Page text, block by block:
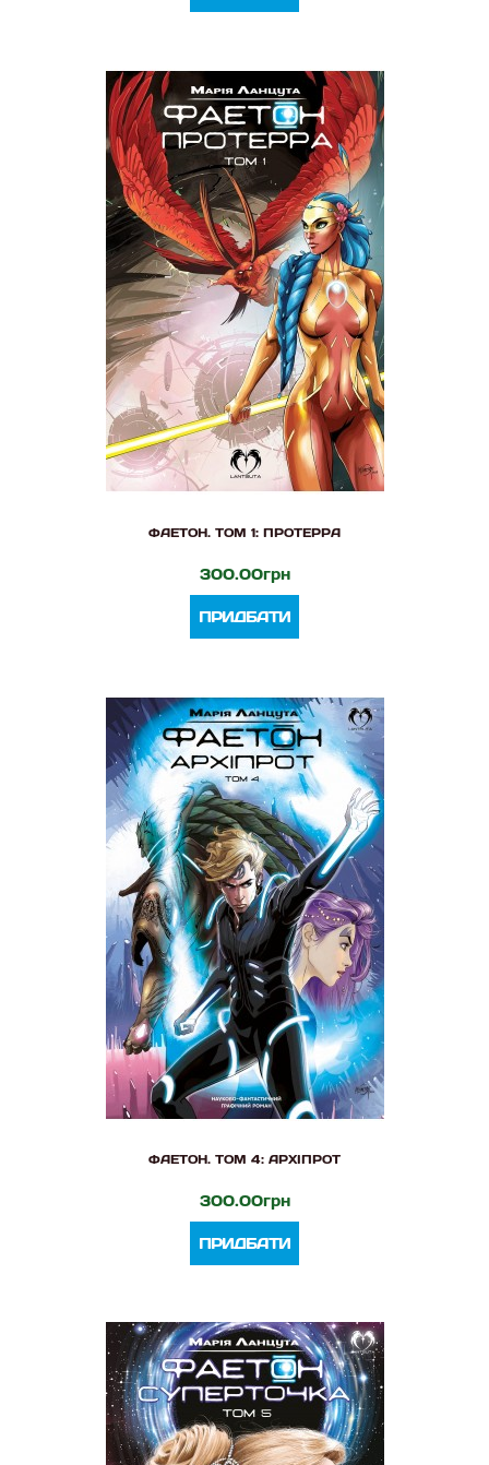
ФАЕТОН. ТОМ 1: ПРОТЕРРА
300.00грн
ПРИДБАТИ
ФАЕТОН. ТОМ 4: АРХІПРОТ
300.00грн
ПРИДБАТИ